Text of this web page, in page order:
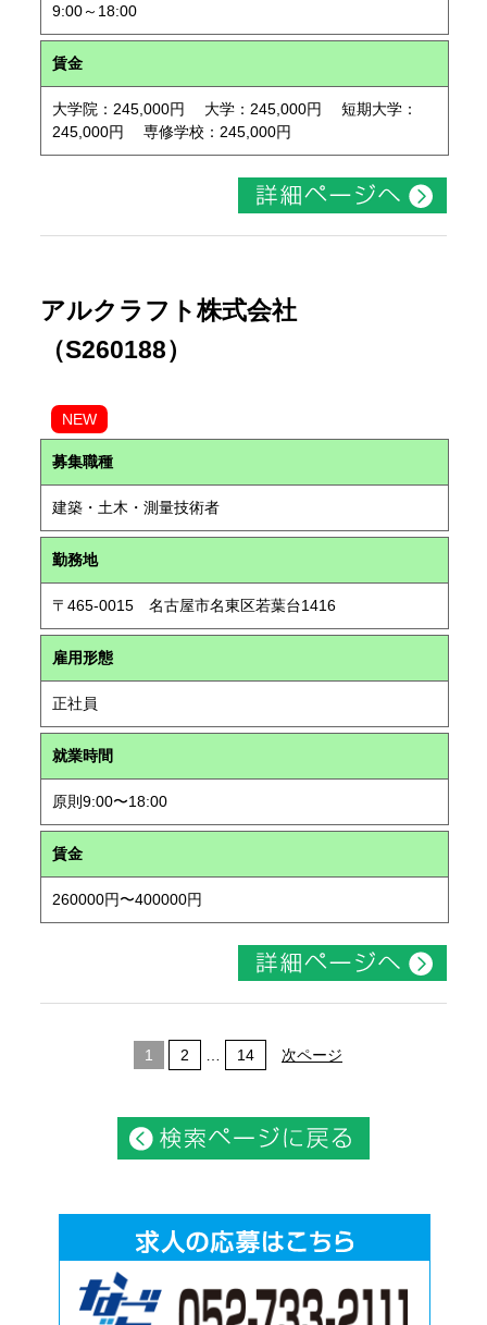
9:00～18:00
賃金
大学院：245,000円 大学：245,000円 短期大学：
245,000円 専修学校：245,000円
アルクラフト株式会社
（S260188）
NEW
募集職種
建築・土木・測量技術者
勤務地
〒465-0015 名古屋市名東区若葉台1416
雇用形態
正社員
就業時間
原則9:00〜18:00
賃金
260000円〜400000円
1 2 14 次ページ